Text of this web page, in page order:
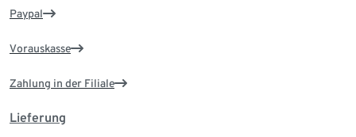
Paypal
Vorauskasse
Zahlung in der Filiale
Lieferung